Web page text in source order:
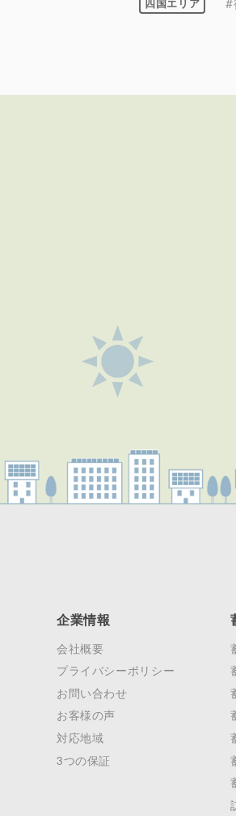
四国エリア
企業情報
会社概要
プライバシーポリシー
お問い合わせ
お客様の声
対応地域
3つの保証